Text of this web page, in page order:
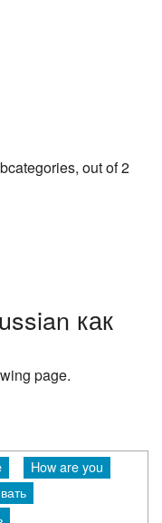
out of 2
как
page.
How are you